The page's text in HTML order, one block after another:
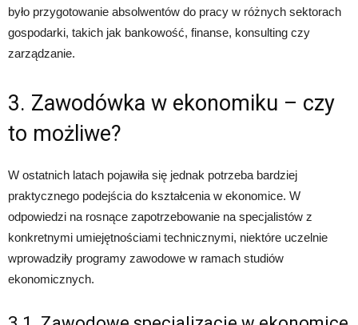
było przygotowanie absolwentów do pracy w różnych sektorach
gospodarki, takich jak bankowość, finanse, konsulting czy
zarządzanie.
3. Zawodówka w ekonomiku – czy
to możliwe?
W ostatnich latach pojawiła się jednak potrzeba bardziej
praktycznego podejścia do kształcenia w ekonomice. W
odpowiedzi na rosnące zapotrzebowanie na specjalistów z
konkretnymi umiejętnościami technicznymi, niektóre uczelnie
wprowadziły programy zawodowe w ramach studiów
ekonomicznych.